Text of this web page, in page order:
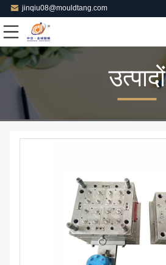
jinqiu08@mouldtang.com
उत्पादों